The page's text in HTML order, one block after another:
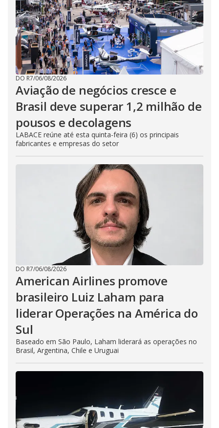
DO R7/06/08/2026
Aviação de negócios cresce e
Brasil deve superar 1,2 milhão de
pousos e decolagens
LABACE reúne até esta quinta-feira (6) os principais
fabricantes e empresas do setor
DO R7/06/08/2026
American Airlines promove
brasileiro Luiz Laham para
liderar Operações na América do
Sul
Baseado em São Paulo, Laham liderará as operações no
Brasil, Argentina, Chile e Uruguai